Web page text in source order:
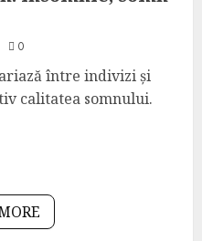
0
între indivizi și
calitatea somnului.